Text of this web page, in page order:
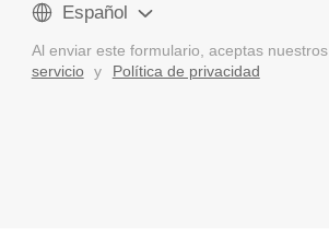
Español
Al enviar este formulario, aceptas nuestros
servicio y Política de privacidad